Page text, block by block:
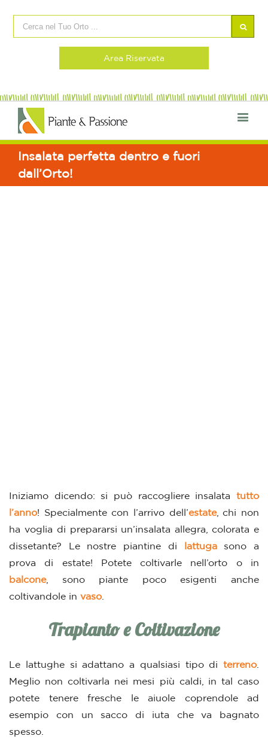
Area Riservata
Insalata perfetta dentro e fuori
dall’Orto!
Iniziamo dicendo: si può raccogliere insalata tutto
l’anno! Specialmente con l’arrivo dell’estate, chi non
ha voglia di prepararsi un’insalata allegra, colorata e
dissetante? Le nostre piantine di lattugasono a
prova di estate! Potete coltivarle nell’orto o in
balcone, sono piante poco esigenti anche
coltivandole in vaso.
Trapianto e Coltivazione
Le lattughe si adattano a qualsiasi tipo di terreno.
Meglio non coltivarla nei mesi più caldi, in tal caso
potete tenere fresche le aiuole coprendole ad
esempio con un sacco di iuta che va bagnato
spesso.